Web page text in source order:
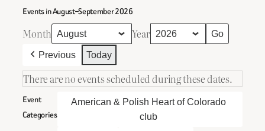
Events in August–September 2026
Month Year
Previous Today
There are no events scheduled during these dates.
Event
Categories
American & Polish Heart of Colorado
club